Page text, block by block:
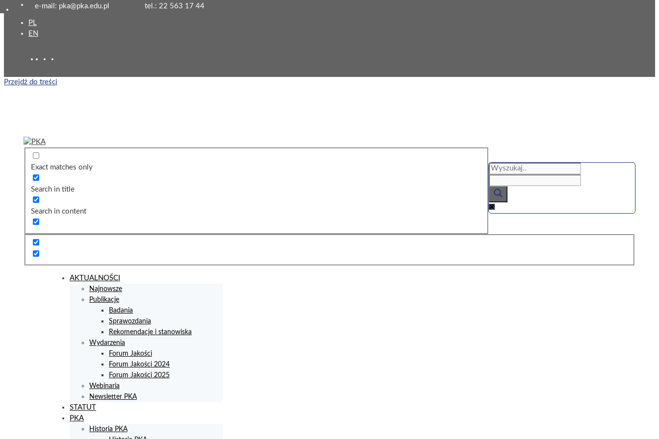
e-mail: pka@pka.edu.pl tel.: 22 563 17 44
PL
EN
Przejdź do treści
Exact matches only
Search in title
Search in content
AKTUALNOŚCI
Najnowsze
Publikacje
Badania
Sprawozdania
Rekomendacje i stanowiska
Wydarzenia
Forum Jakości
Forum Jakości 2024
Forum Jakości 2025
Webinaria
Newsletter PKA
STATUT
PKA
Historia PKA